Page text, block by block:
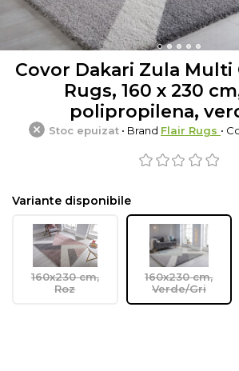
Covor Dakari Zula Multi
Rugs, 160 x 230
polipropilena,
Stoc epuizat • Brand Flair Rugs •
Variante disponibile
160x230 cm,
Roz
160x230 cm,
Verde/Gri